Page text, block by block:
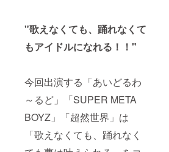
"歌えなくても、踊れなくて
もアイドルになれる！！"
今回出演する「あいどるわ
～るど」「SUPER META
BOYZ」「超然世界」は
「歌えなくても、踊れなく